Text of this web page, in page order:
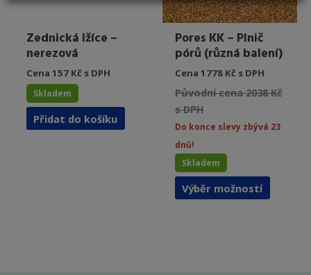
Zednická lžíce –
nerezová
Cena 157 Kč s DPH
Skladem
Přidat do košíku
Pores KK – Plnič
pórů (různá balení)
Cena 1778 Kč s DPH
Původní cena 2038 Kč
s DPH
Do konce slevy zbývá 23
dnů!
Skladem
Výběr možností
Tento
produkt